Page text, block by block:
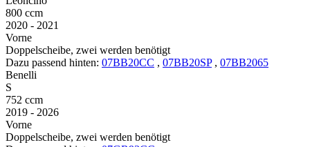
800 ccm
2020 - 2021
Vorne
Doppelscheibe, zwei werden benötigt
Dazu passend hinten: 07BB20CC , 07BB20SP , 07BB2065
Benelli
S
752 ccm
2019 - 2026
Vorne
Doppelscheibe, zwei werden benötigt